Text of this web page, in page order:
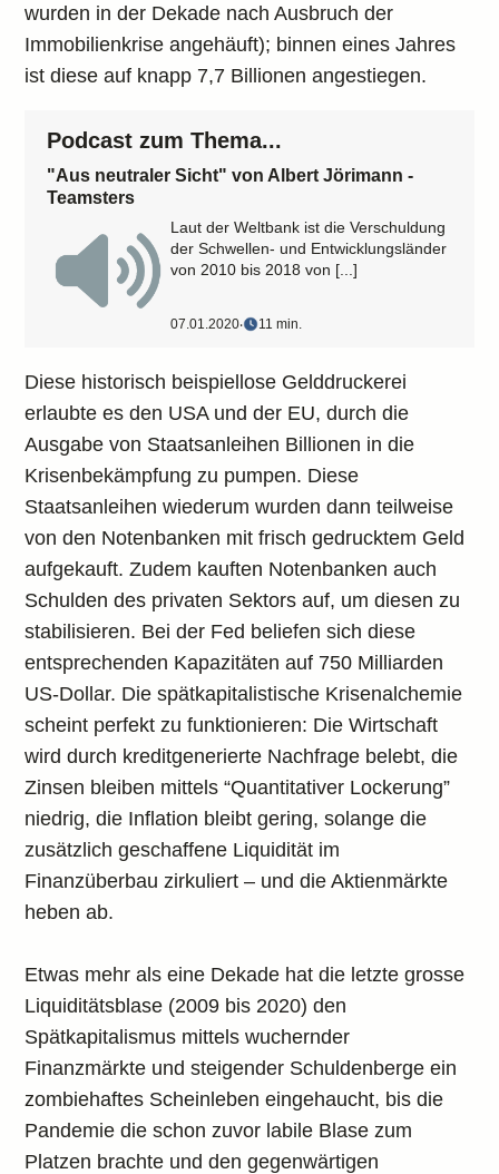
wurden in der Dekade nach Ausbruch der
Immobilienkrise angehäuft); binnen eines Jahres
ist diese auf knapp 7,7 Billionen angestiegen.
Podcast zum Thema...
"Aus neutraler Sicht" von Albert Jörimann -
Teamsters
Laut der Weltbank ist die Verschuldung
der Schwellen- und Entwicklungsländer
von 2010 bis 2018 von [...]
07.01.2020‧ 11 min.
Diese historisch beispiellose Gelddruckerei
erlaubte es den USA und der EU, durch die
Ausgabe von Staatsanleihen Billionen in die
Krisenbekämpfung zu pumpen. Diese
Staatsanleihen wiederum wurden dann teilweise
von den Notenbanken mit frisch gedrucktem Geld
aufgekauft. Zudem kauften Notenbanken auch
Schulden des privaten Sektors auf, um diesen zu
stabilisieren. Bei der Fed beliefen sich diese
entsprechenden Kapazitäten auf 750 Milliarden
US-Dollar. Die spätkapitalistische Krisenalchemie
scheint perfekt zu funktionieren: Die Wirtschaft
wird durch kreditgenerierte Nachfrage belebt, die
Zinsen bleiben mittels “Quantitativer Lockerung”
niedrig, die Inflation bleibt gering, solange die
zusätzlich geschaffene Liquidität im
Finanzüberbau zirkuliert – und die Aktienmärkte
heben ab.
Etwas mehr als eine Dekade hat die letzte grosse
Liquiditätsblase (2009 bis 2020) den
Spätkapitalismus mittels wuchernder
Finanzmärkte und steigender Schuldenberge ein
zombiehaftes Scheinleben eingehaucht, bis die
Pandemie die schon zuvor labile Blase zum
Platzen brachte und den gegenwärtigen